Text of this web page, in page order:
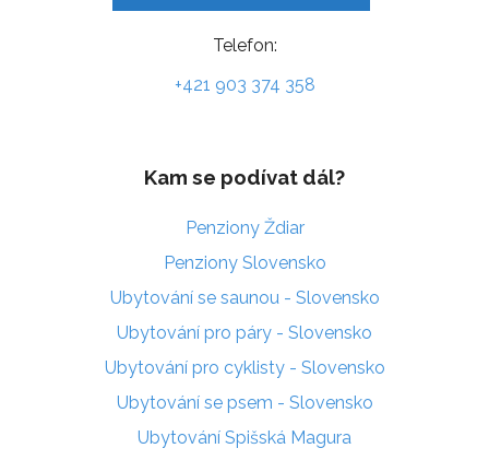
Telefon:
+421 903 374 358
Kam se podívat dál?
Penziony Ždiar
Penziony Slovensko
Ubytování se saunou - Slovensko
Ubytování pro páry - Slovensko
Ubytování pro cyklisty - Slovensko
Ubytování se psem - Slovensko
Ubytování Spišská Magura